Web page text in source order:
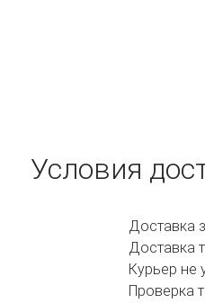
Условия
Доставка
Доставка
Курьер не
Проверка